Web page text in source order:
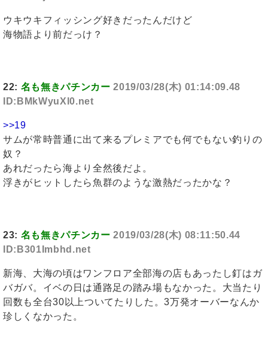
ウキウキフィッシング好きだったんだけど
海物語より前だっけ？
22: 名も無きパチンカー 2019/03/28(木) 01:14:09.48
ID:BMkWyuXl0.net
>>19
サムが常時普通に出て来るプレミアでも何でもない釣りの
奴？
あれだったら海より全然後だよ。
浮きがヒットしたら魚群のような激熱だったかな？
23: 名も無きパチンカー 2019/03/28(木) 08:11:50.44
ID:B301Imbhd.net
新海、大海の頃はワンフロア全部海の店もあったし釘はガ
バガバ。イベの日は通路足の踏み場もなかった。大当たり
回数も全台30以上ついてたりした。3万発オーバーなんか
珍しくなかった。